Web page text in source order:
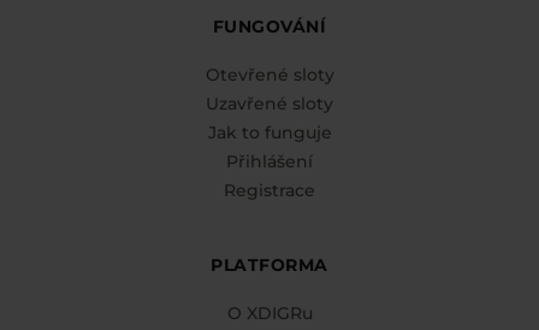
FUNGOVÁNÍ
Otevřené sloty
Uzavřené sloty
Jak to funguje
Přihlášení
Registrace
PLATFORMA
O XDIGRu